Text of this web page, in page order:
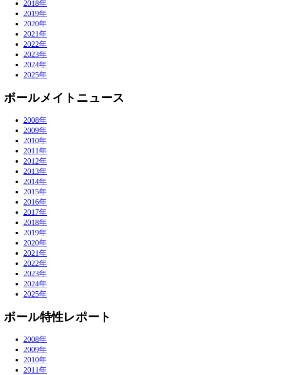
2018年
2019年
2020年
2021年
2022年
2023年
2024年
2025年
ボールメイトニュース
2008年
2009年
2010年
2011年
2012年
2013年
2014年
2015年
2016年
2017年
2018年
2019年
2020年
2021年
2022年
2023年
2024年
2025年
ボール特性レポート
2008年
2009年
2010年
2011年